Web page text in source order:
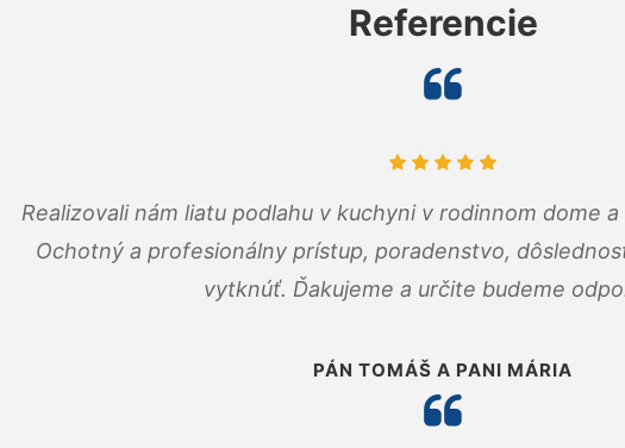
Referencie
Realizovali nám liatu podlahu v kuchyni v rodinnom dome
Ochotný a profesionálny prístup, poradenstvo,
vytknúť. Ďakujeme a určite budeme
PÁN TOMÁŠ A PANI MÁRIA